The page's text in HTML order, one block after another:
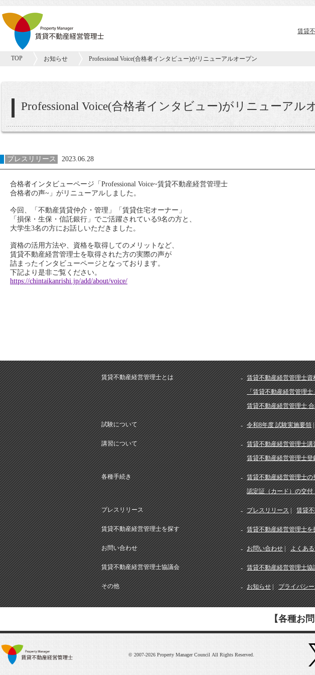
賃貸
TOP お知らせ Professional Voice(合格者インタビュー)がリニューアルオープン
Professional Voice(合格者インタビュー)がリニューアル
プレスリリース 2023.06.28
合格者インタビューページ「Professional Voice~賃貸不動産経営管理士
合格者の声~」がリニューアルしました。
今回、「不動産賃貸仲介・管理」「賃貸住宅オーナー」
「損保・生保・信託銀行」でご活躍されている9名の方と、
大学生3名の方にお話しいただきました。
資格の活用方法や、資格を取得してのメリットなど、
賃貸不動産経営管理士を取得された方の実際の声が
詰まったインタビューページとなっております。
下記より是非ご覧ください。
https://chintaikanrishi.jp/add/about/voice/
賃貸不動産経営管理士とは 賃貸不動産経営管理士資
「賃貸不動産経営管理士
賃貸不動産経営管理士
試験について 令和8年度 試験実施要領
講習について 賃貸不動産経営管理士
賃貸不動産経営管理士登
各種手続き 賃貸不動産経営管理士の
認定証（カード）の交
プレスリリース プレスリリース 賃貸
賃貸不動産経営管理士を探す 賃貸不動産経営管理士を
お問い合わせ お問い合わせ よくあ
賃貸不動産経営管理士協議会 賃貸不動産経営管理士協
その他 お知らせ プライバシ
【各種お
© 2007-2026 Property Manager Council All Rights Reserved.